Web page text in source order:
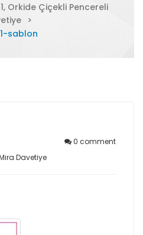
Orkide Çiçekli Pencereli
>
sablon
0 comment
Davetiye